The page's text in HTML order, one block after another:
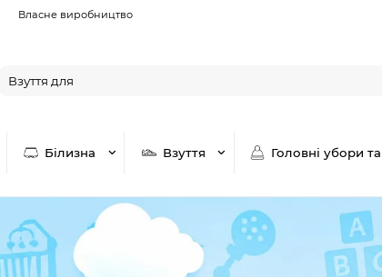
Власне виробництво
Білизна Взуття Головні убори